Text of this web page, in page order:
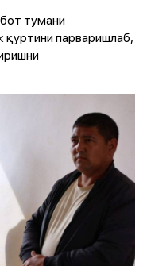
тумани
қуртини парваришлаб,